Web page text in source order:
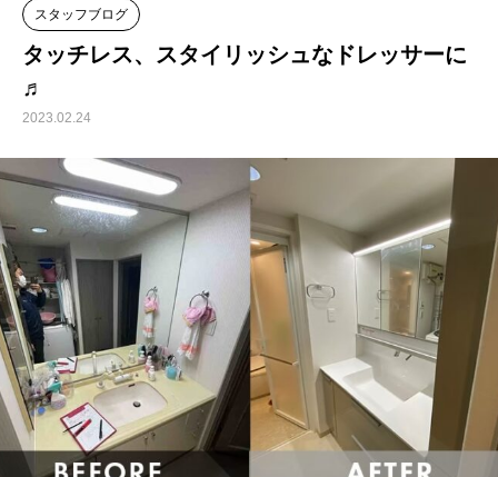
スタッフブログ
タッチレス、スタイリッシュなドレッサーに
♬
2023.02.24